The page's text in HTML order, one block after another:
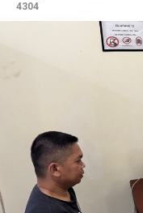
4304